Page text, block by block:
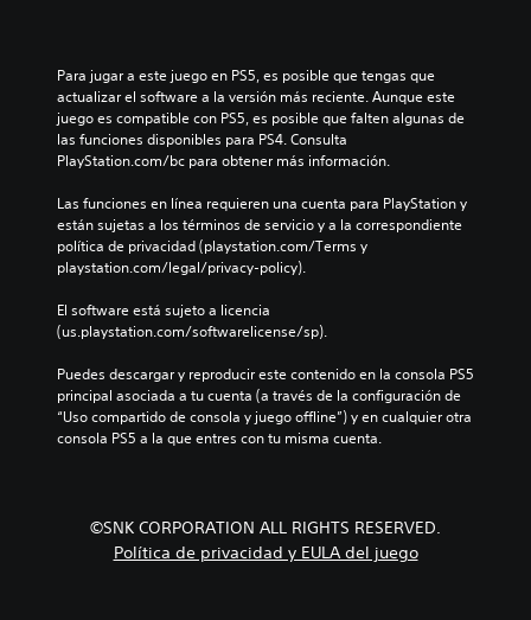
Para jugar a este juego en PS5, es posible que tengas que
actualizar el software a la versión más reciente. Aunque este
juego es compatible con PS5, es posible que falten algunas de
las funciones disponibles para PS4. Consulta
PlayStation.com/bc para obtener más información.
Las funciones en línea requieren una cuenta para PlayStation y
están sujetas a los términos de servicio y a la correspondiente
política de privacidad (playstation.com/Terms y
playstation.com/legal/privacy-policy).
El software está sujeto a licencia
(us.playstation.com/softwarelicense/sp).
Puedes descargar y reproducir este contenido en la consola PS5
principal asociada a tu cuenta (a través de la configuración de
“Uso compartido de consola y juego offline”) y en cualquier otra
consola PS5 a la que entres con tu misma cuenta.
©SNK CORPORATION ALL RIGHTS RESERVED.
Política de privacidad y EULA del juego